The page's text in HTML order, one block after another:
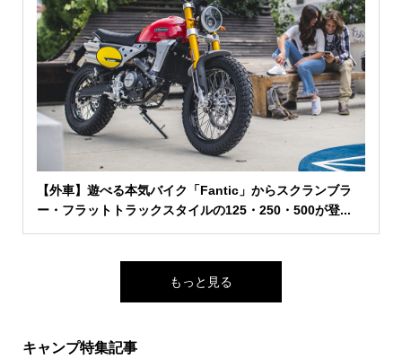
【外車】遊べる本気バイク「Fantic」からスクランブラ
ー・フラットトラックスタイルの125・250・500が登...
もっと見る
キャンプ特集記事